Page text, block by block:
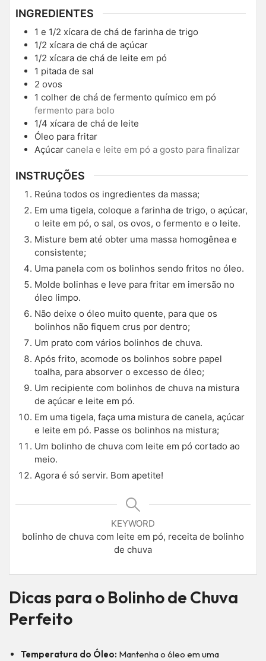
INGREDIENTES
1 e 1/2 xícara de chá de farinha de trigo
1/2 xícara de chá de açúcar
1/2 xícara de chá de leite em pó
1 pitada de sal
2 ovos
1 colher de chá de fermento químico em pó
fermento para bolo
1/4 xícara de chá de leite
Óleo para fritar
Açúcar canela e leite em pó a gosto para finalizar
INSTRUÇÕES
Reúna todos os ingredientes da massa;
Em uma tigela, coloque a farinha de trigo, o açúcar,
o leite em pó, o sal, os ovos, o fermento e o leite.
Misture bem até obter uma massa homogênea e
consistente;
Uma panela com os bolinhos sendo fritos no óleo.
Molde bolinhas e leve para fritar em imersão no
óleo limpo.
Não deixe o óleo muito quente, para que os
bolinhos não fiquem crus por dentro;
Um prato com vários bolinhos de chuva.
Após frito, acomode os bolinhos sobre papel
toalha, para absorver o excesso de óleo;
Um recipiente com bolinhos de chuva na mistura
de açúcar e leite em pó.
Em uma tigela, faça uma mistura de canela, açúcar
e leite em pó. Passe os bolinhos na mistura;
Um bolinho de chuva com leite em pó cortado ao
meio.
Agora é só servir. Bom apetite!
KEYWORD
bolinho de chuva com leite em pó, receita de bolinho
de chuva
Dicas para o Bolinho de Chuva
Perfeito
Temperatura do Óleo: Mantenha o óleo em uma